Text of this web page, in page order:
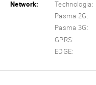
Network: Technologia:
Pasma 2G:
Pasma 3G:
GPRS:
EDGE: